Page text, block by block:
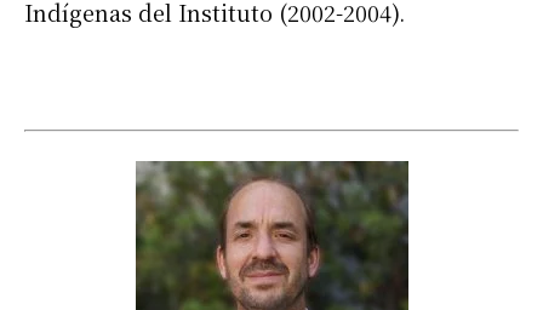
Indígenas del Instituto (2002-2004).